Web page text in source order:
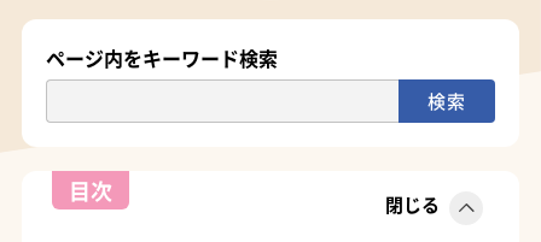
ページ内をキーワード検索
目次 閉じる